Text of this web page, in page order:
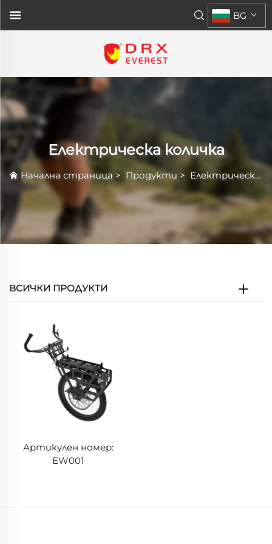
BG
Електрическа количка
Начална страница > Продукти > Електрическа количка
ВСИЧКИ ПРОДУКТИ
Артикулен номер:
EW001